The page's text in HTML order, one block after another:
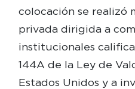
colocación se realizó
privada dirigida a
institucionales
144A de la Ley de
Estados Unidos y a